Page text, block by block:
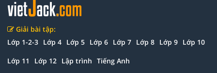
Giải bài tập:
Lớp 1-2-3 Lớp 4 Lớp 5 Lớp 6 Lớp 7 Lớp 8 Lớp 9 Lớp 10
Lớp 11 Lớp 12 Lập trình Tiếng Anh